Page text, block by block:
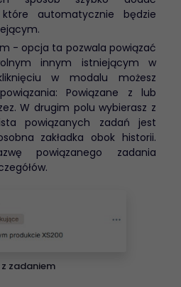
automatycznie będzie
- opcja ta pozwala powiązać
innym istniejącym w
w modalu możesz
Powiązane z lub
W drugim polu wybierasz z
powiązanych zadań jest
zakładka obok historii.
powiązanego zadania
zadaniem